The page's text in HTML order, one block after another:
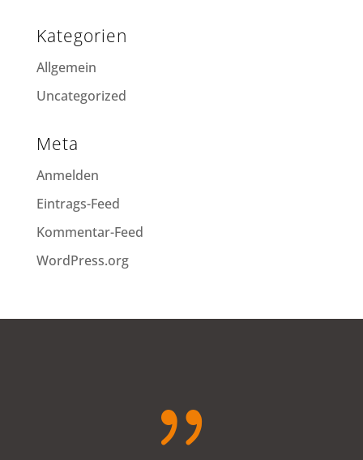
Kategorien
Allgemein
Uncategorized
Meta
Anmelden
Eintrags-Feed
Kommentar-Feed
WordPress.org
{